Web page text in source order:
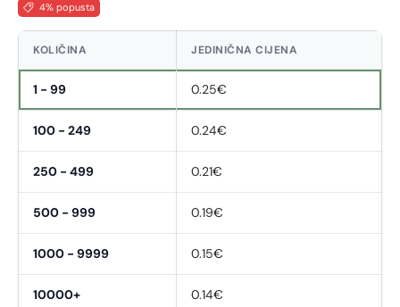
4% popusta
KOLIČINA JEDINIČNA CIJENA
1 - 99 0.25€
100 - 249 0.24€
250 - 499 0.21€
500 - 999 0.19€
1000 - 9999 0.15€
10000+ 0.14€